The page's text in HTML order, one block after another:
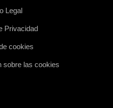
Legal
Privacidad
cookies
sobre las cookies